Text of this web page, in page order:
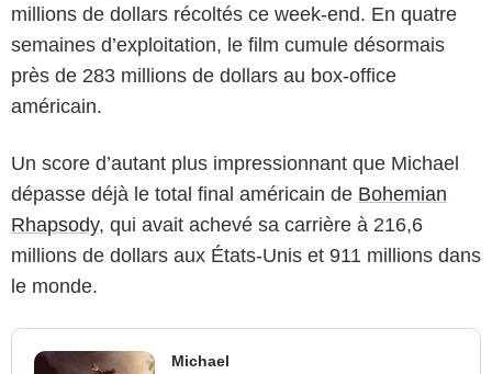
millions de dollars récoltés ce week-end. En quatre
semaines d’exploitation, le film cumule désormais
près de 283 millions de dollars au box-office
américain.
Un score d’autant plus impressionnant que Michael
dépasse déjà le total final américain de Bohemian
Rhapsody, qui avait achevé sa carrière à 216,6
millions de dollars aux États-Unis et 911 millions dans
le monde.
Michael